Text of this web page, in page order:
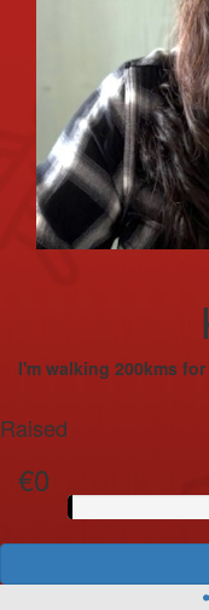
I'm walking 200kms
Raised
€0